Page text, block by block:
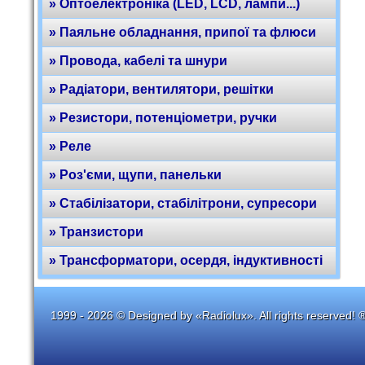
» Оптоелектроніка (LED, LCD, лампи...)
» Паяльне обладнання, припої та флюси
» Провода, кабелі та шнури
» Радіатори, вентилятори, решітки
» Резистори, потенціометри, ручки
» Реле
» Роз'єми, щупи, панельки
» Стабілізатори, стабілітрони, супресори
» Транзистори
» Трансформатори, осердя, індуктивності
1999 - 2026 © Designed by «Radiolux». All rights reserved!